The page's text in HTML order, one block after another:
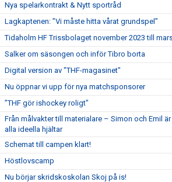
Nya spelarkontrakt & Nytt sportråd
Lagkaptenen: ”Vi måste hitta vårat grundspel”
Tidaholm HF Trissbolaget november 2023 till
Salker om säsongen och inför Tibro borta
Digital version av "THF-magasinet"
Nu öppnar vi upp för nya matchsponsorer
”THF gör ishockey roligt"
Från målvakter till materialare – Simon och Emil är
alla ideella hjältar
Schemat till campen klart!
Höstlovscamp
Nu börjar skridskoskolan Skoj på is!